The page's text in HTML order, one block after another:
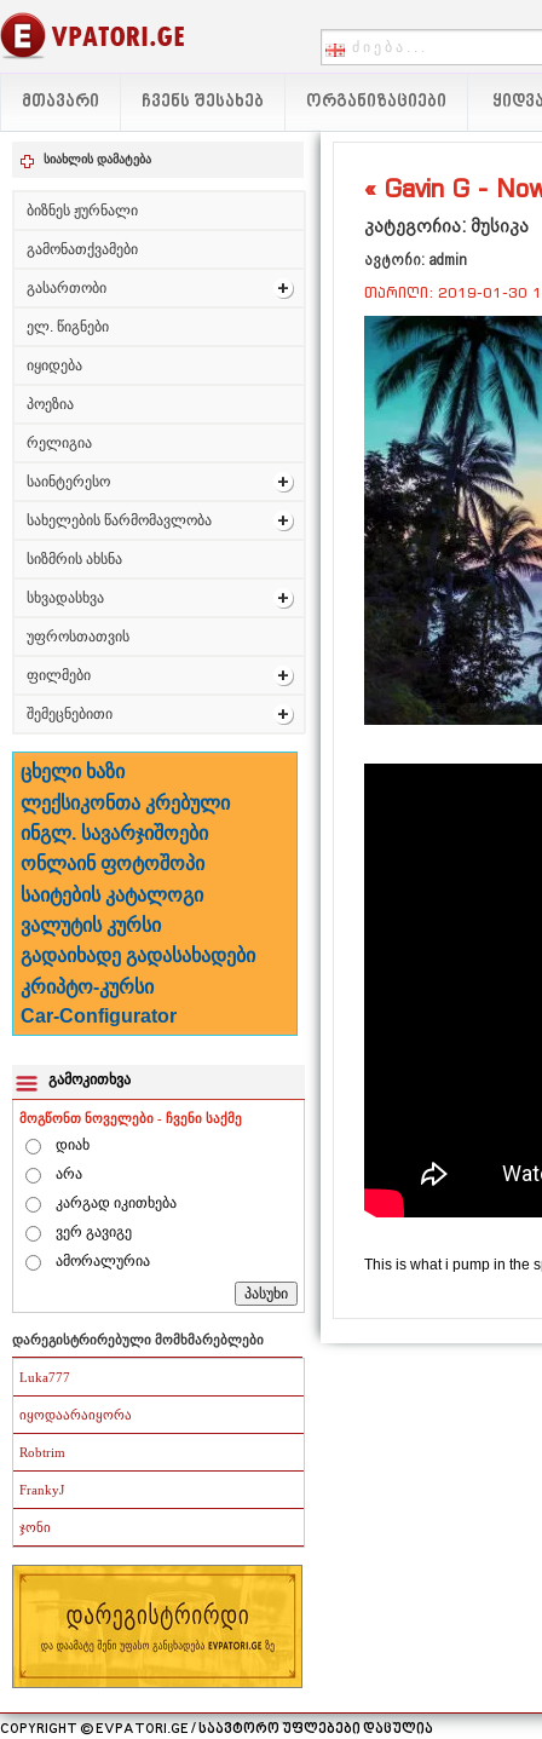
ᲛᲗᲐᲕᲐᲠᲘ ᲩᲕᲔᲜᲡ ᲨᲔᲡᲐᲮᲔᲑ ᲝᲠᲒᲐᲜᲘᲖᲐᲪᲘᲔᲑᲘ
სიახლის დამატება
ბიზნეს ჟურნალი
გამონათქვამები
გასართობი
ელ. წიგნები
იყიდება
პოეზია
რელიგია
საინტერესო
სახელების წარმომავლობა
სიზმრის ახსნა
სხვადასხვა
უფროსთათვის
ფილმები
შემეცნებითი
ცხელი ხაზი
ლექსიკონთა კრებული
ინგლ. სავარჯიშოები
ონლაინ ფოტოშოპი
საიტების კატალოგი
ვალუტის კურსი
გადაიხადე გადასახადები
კრიპტო-კურსი
Car-Configurator
გამოკითხვა
მოგწონთ ნოველები - ჩვენი საქმე
დიახ
არა
კარგად იკითხება
ვერ გავიგე
ამორალურია
დარეგისტრირებული მომხმარებლები
Luka777
იყოდაარაიყორა
Robtrim
FrankyJ
ჯონი
« Gavin G -
კატეგორია: მუსიკა
ავტორი: admin
თარიღი: 2019-01-30
This is what i pump in the
COPYRIGHT © EVPATORI.GE / საავტორო უფლებები დაცულია